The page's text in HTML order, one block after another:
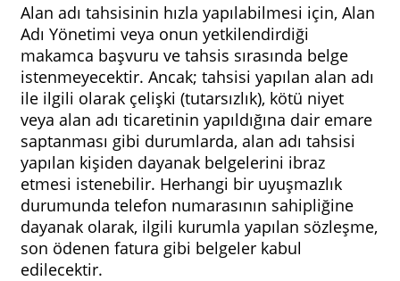
Alan adı tahsisinin hızla yapılabilmesi için, Alan
Adı Yönetimi veya onun yetkilendirdiği
makamca başvuru ve tahsis sırasında belge
istenmeyecektir. Ancak; tahsisi yapılan alan adı
ile ilgili olarak çelişki (tutarsızlık), kötü niyet
veya alan adı ticaretinin yapıldığına dair emare
saptanması gibi durumlarda, alan adı tahsisi
yapılan kişiden dayanak belgelerini ibraz
etmesi istenebilir. Herhangi bir uyuşmazlık
durumunda telefon numarasının sahipliğine
dayanak olarak, ilgili kurumla yapılan sözleşme,
son ödenen fatura gibi belgeler kabul
edilecektir.